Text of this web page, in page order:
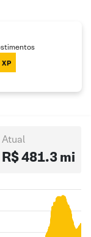
Atual
R$ 481.3 mi